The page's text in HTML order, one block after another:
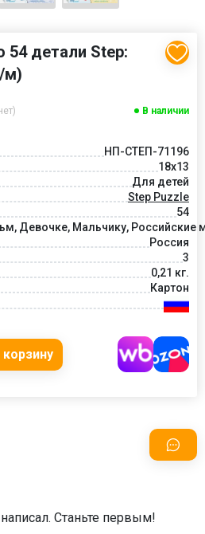
54 детали Step:
м)
В наличии
НП-СТЕП-71196
18x13
Для детей
Step Puzzle
54
Девочке, Мальчику, Российские
Россия
3
0,21 кг.
Картон
корзину
Станьте первым!